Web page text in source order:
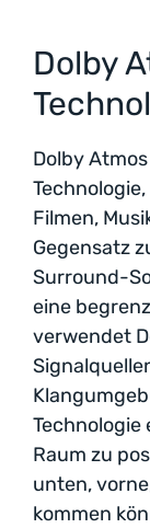
Dolby
Dolby
Filmen,
Gegensatz
Surround-
eine
verwendet
Technologie
Raum zu
unten,
kommen